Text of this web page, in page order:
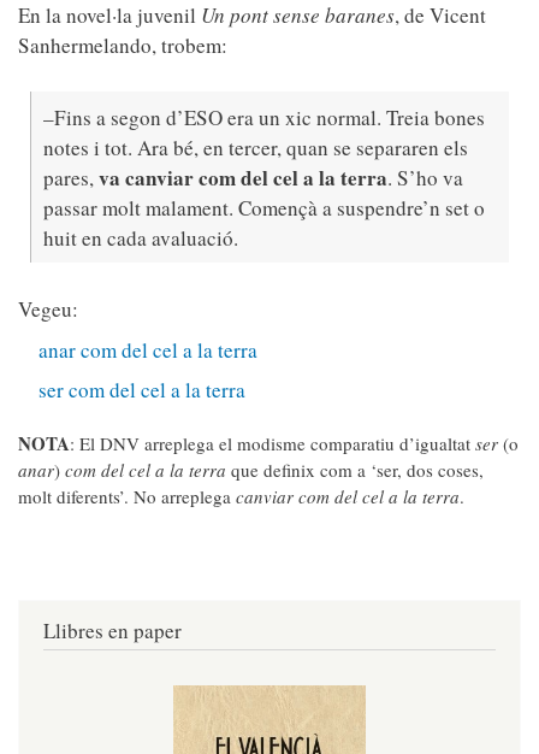
En la novel·la juvenil Un pont sense baranes, de Vicent
Sanhermelando, trobem:
–Fins a segon d’ESO era un xic normal. Treia bones
notes i tot. Ara bé, en tercer, quan se separaren els
pares,va canviar com del cel a la terra. S’ho va
passar molt malament. Començà a suspendre’n set o
huit en cada avaluació.
Vegeu:
anar com del cel a la terra
ser com del cel a la terra
NOTA: El DNV arreplega el modisme comparatiu d’igualtat ser (o
anar) com del cel a la terra que definix com a ‘ser, dos coses,
molt diferents’. No arreplega canviar com del cel a la terra.
Llibres en paper